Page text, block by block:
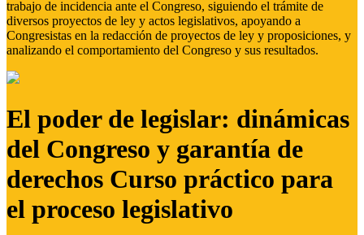
trabajo de incidencia ante el Congreso, siguiendo el trámite de
diversos proyectos de ley y actos legislativos, apoyando a
Congresistas en la redacción de proyectos de ley y proposiciones, y
analizando el comportamiento del Congreso y sus resultados.
El poder de legislar: dinámicas
del Congreso y garantía de
derechos Curso práctico para
el proceso legislativo